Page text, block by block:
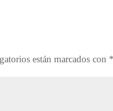
están marcados con